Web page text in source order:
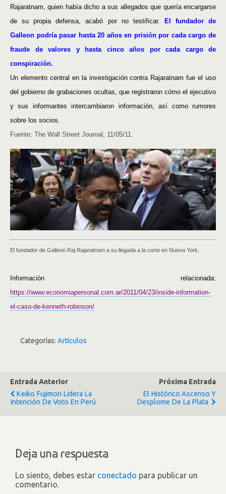
Rajaratnam, quien había dicho a sus allegados que quería encargarse
de su propia defensa, acabó por no testificar.
El fundador de
Galleon podría pasar hasta 20 años en prisión por cada cargo de
fraude de valores y hasta cinco años por cada cargo de
conspiración.
Un elemento central en la investigación contra Rajaratnam fue el uso
del gobierno de grabaciones ocultas, que registraron cómo el ejecutivo
y sus informantes intercambiaron información, así como rumores
sobre los socios.
Fuente: The Wall Street Journal, 11/05/11.
El fundador de Galleon Raj Rajaratnam a su llegada a la corte en Nueva York.
Información relacionada:
https://www.economiapersonal.com.ar/2011/04/23/inside-information-
el-caso-de-kenneth-robinson/
Categorías: Artículos
Entrada Anterior
Keiko Fujimori Lidera La
Intención De Voto En Perú
Próxima Entrada
El Histórico Ascenso Y
Desplome De La Plata
Deja una respuesta
Lo siento, debes estar conectado para publicar un
comentario.